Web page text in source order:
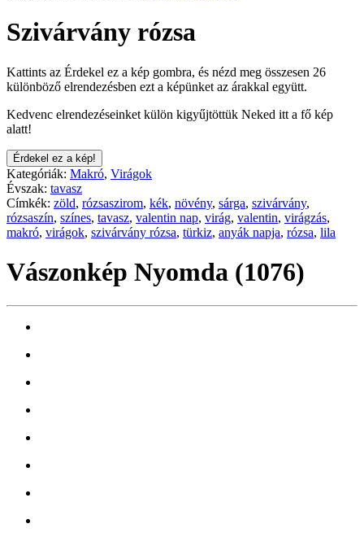
Szivárvány rózsa
Kattints az Érdekel ez a kép gombra, és nézd meg összesen 26
különböző elrendezésben ezt a képünket az árakkal együtt.
Kedvenc elrendezéseinket külön kigyűjtöttük Neked itt a fő kép
alatt!
Érdekel ez a kép!
Kategóriák: Makró, Virágok
Évszak: tavasz
Címkék: zöld, rózsaszirom, kék, növény, sárga, szivárvány,
rózsaszín, színes, tavasz, valentin nap, virág, valentin, virágzás,
makró, virágok, szivárvány rózsa, türkiz, anyák napja, rózsa, lila
Vászonkép Nyomda (1076)